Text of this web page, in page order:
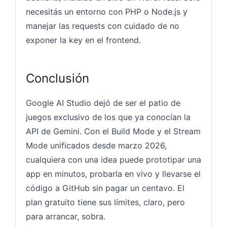
necesitás un entorno con PHP o Node.js y
manejar las requests con cuidado de no
exponer la key en el frontend.
Conclusión
Google AI Studio dejó de ser el patio de
juegos exclusivo de los que ya conocían la
API de Gemini. Con el Build Mode y el Stream
Mode unificados desde marzo 2026,
cualquiera con una idea puede prototipar una
app en minutos, probarla en vivo y llevarse el
código a GitHub sin pagar un centavo. El
plan gratuito tiene sus límites, claro, pero
para arrancar, sobra.